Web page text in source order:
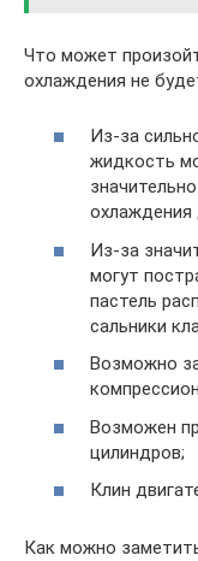
Что может
охлаждения не
Из-за
жидкость
охлаждения
Из-за
могут
пастель
сальники
Возможно
Возможен
цилиндров;
Клин
Как можно